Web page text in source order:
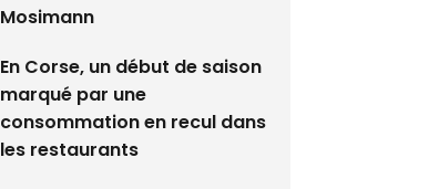
Mosimann
En Corse, un début de saison
marqué par une
consommation en recul dans
les restaurants